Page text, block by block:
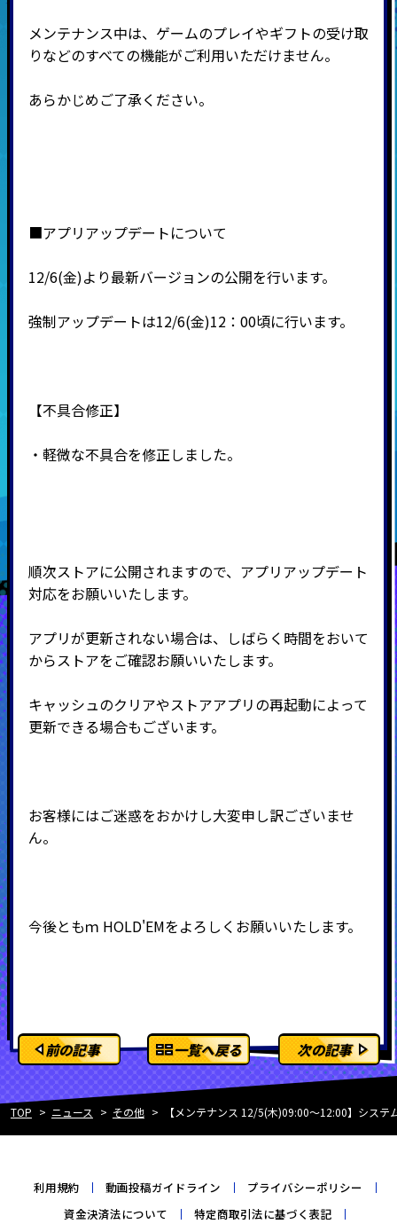
メンテナンス中は、ゲームのプレイやギフトの受け取
りなどのすべての機能がご利用いただけません。
あらかじめご了承ください。
■アプリアップデートについて
12/6(金)より最新バージョンの公開を行います。
強制アップデートは12/6(金)12：00頃に行います。
【不具合修正】
・軽微な不具合を修正しました。
順次ストアに公開されますので、アプリアップデート
対応をお願いいたします。
アプリが更新されない場合は、しばらく時間をおいて
からストアをご確認お願いいたします。
キャッシュのクリアやストアアプリの再起動によって
更新できる場合もございます。
お客様にはご迷惑をおかけし大変申し訳ございませ
ん。
今後ともｍ HOLD'EMをよろしくお願いいたします。
前の記事 一覧へ戻る 次の記事
TOP ニュース その他 【メンテナンス 12/5(木)09:00～12:00】シス
利用規約 動画投稿ガイドライン
プライバシーポリシー
資金決済法について
特定商取引法に基づく表記